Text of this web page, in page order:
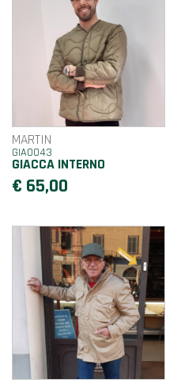
MARTIN
GIA0043
GIACCA INTERNO
€ 65,00